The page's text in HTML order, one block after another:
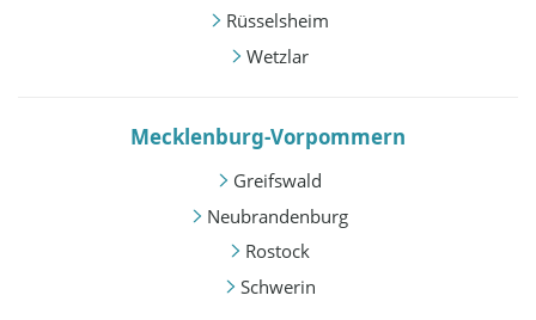
Rüsselsheim
Wetzlar
Mecklenburg-Vorpommern
Greifswald
Neubrandenburg
Rostock
Schwerin